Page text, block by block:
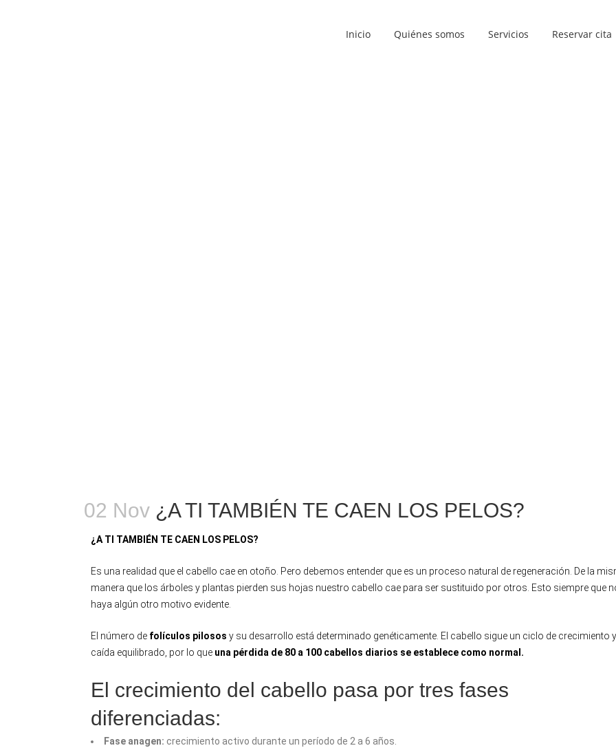
Inicio Quiénes somos Servicios Reservar cita
02 Nov ¿A TI TAMBIÉN TE CAEN LOS PELOS?
¿A TI TAMBIÉN TE CAEN LOS PELOS?
Es una realidad que el cabello cae en otoño. Pero debemos entender que es un proceso natural de regeneración. De la
manera que los árboles y plantas pierden sus hojas nuestro cabello cae para ser sustituido por otros. Esto siempre que
haya algún otro motivo evidente.
El número de folículos pilosos y su desarrollo está determinado genéticamente. El cabello sigue un ciclo de crecimiento y
caída equilibrado, por lo que una pérdida de 80 a 100 cabellos diarios se establece como normal.
El crecimiento del cabello pasa por tres fases
diferenciadas:
Fase anagen: crecimiento activo durante un período de 2 a 6 años.